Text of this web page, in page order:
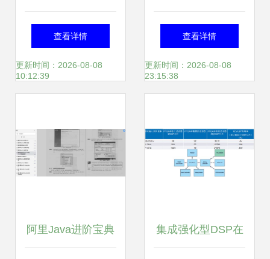
理办法总则》解读
规范信息系统集成
查看详情
更新时间：2026-08-08
10:12:39
规模扩张下的专业
化与多元化发展路
查看详情
更新时间：2026-08-08
23:15:38
阿里Java进阶宝典 集成强化型DSP在